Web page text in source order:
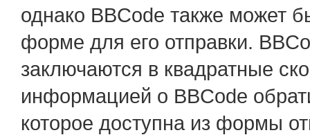
однако BBCode также может
форме для его отправки.
заключаются в квадратные
информацией о BBCode
которое доступна из формы